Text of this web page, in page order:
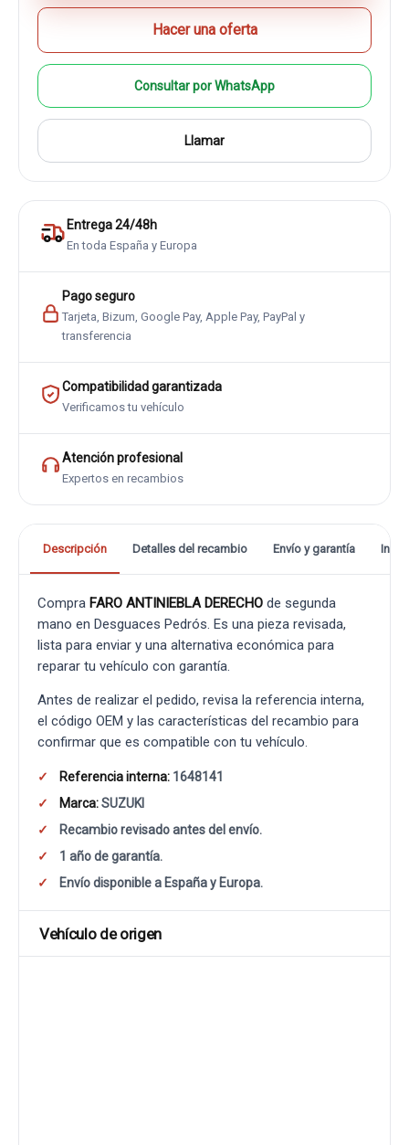
Hacer una oferta
Consultar por WhatsApp
Llamar
Entrega 24/48h
En toda España y Europa
Pago seguro
Tarjeta, Bizum, Google Pay, Apple Pay, PayPal y
transferencia
Compatibilidad garantizada
Verificamos tu vehículo
Atención profesional
Expertos en recambios
Descripción Detalles del recambio Envío y garantía
Compra FARO ANTINIEBLA DERECHO de segunda
mano en Desguaces Pedrós. Es una pieza revisada,
lista para enviar y una alternativa económica para
reparar tu vehículo con garantía.
Antes de realizar el pedido, revisa la referencia interna,
el código OEM y las características del recambio para
confirmar que es compatible con tu vehículo.
Referencia interna: 1648141
Marca:SUZUKI
Recambio revisado antes del envío.
1 año de garantía.
Envío disponible a España y Europa.
Vehículo de origen